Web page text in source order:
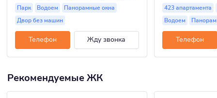
Парк
Водоем
Панорамные окна
Двор без машин
Телефон Жду звонка
423 апартамента
Водоем
Телефон
Рекомендуемые ЖК